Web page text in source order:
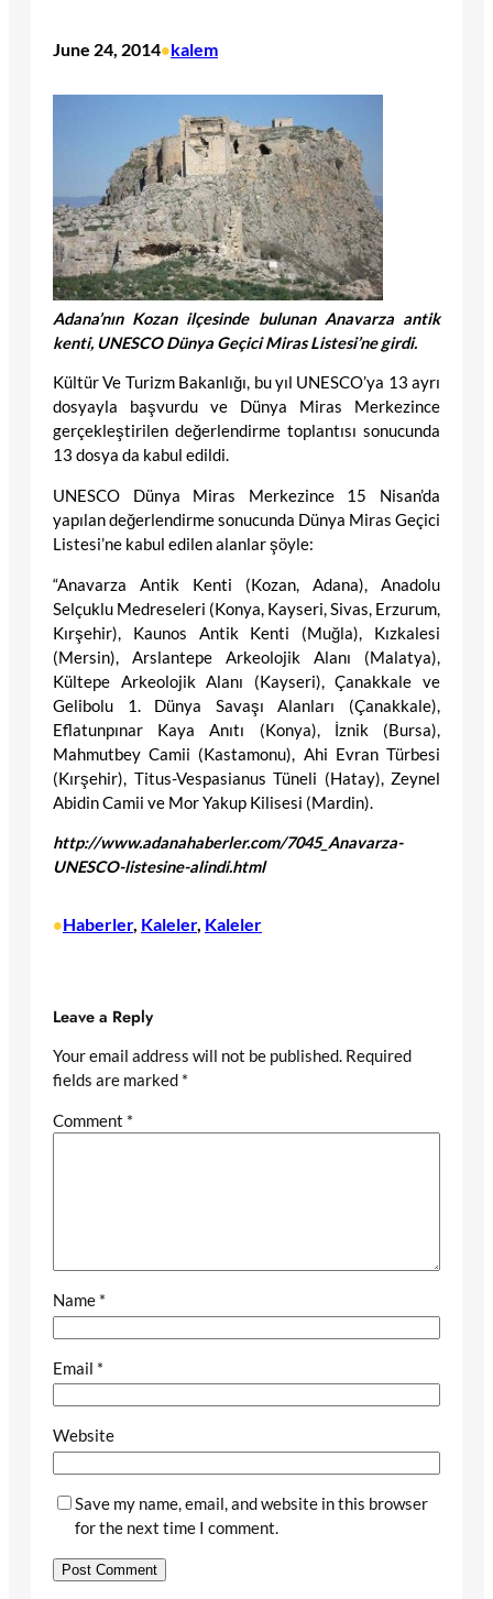
June 24, 2014•kalem
Adana’nın Kozan ilçesinde bulunan Anavarza antik
kenti, UNESCO Dünya Geçici Miras Listesi’ne girdi.
Kültür Ve Turizm Bakanlığı, bu yıl UNESCO’ya 13 ayrı
dosyayla başvurdu ve Dünya Miras Merkezince
gerçekleştirilen değerlendirme toplantısı sonucunda
13 dosya da kabul edildi.
UNESCO Dünya Miras Merkezince 15 Nisan’da
yapılan değerlendirme sonucunda Dünya Miras Geçici
Listesi’ne kabul edilen alanlar şöyle:
“Anavarza Antik Kenti (Kozan, Adana), Anadolu
Selçuklu Medreseleri (Konya, Kayseri, Sivas, Erzurum,
Kırşehir), Kaunos Antik Kenti (Muğla), Kızkalesi
(Mersin), Arslantepe Arkeolojik Alanı (Malatya),
Kültepe Arkeolojik Alanı (Kayseri), Çanakkale ve
Gelibolu 1. Dünya Savaşı Alanları (Çanakkale),
Eflatunpınar Kaya Anıtı (Konya), İznik (Bursa),
Mahmutbey Camii (Kastamonu), Ahi Evran Türbesi
(Kırşehir), Titus-Vespasianus Tüneli (Hatay), Zeynel
Abidin Camii ve Mor Yakup Kilisesi (Mardin).
http://www.adanahaberler.com/7045_Anavarza-
UNESCO-listesine-alindi.html
•Haberler, Kaleler, Kaleler
Leave a Reply
Your email address will not be published. Required
fields are marked *
Comment *
Name *
Email *
Website
Save my name, email, and website in this browser
for the next time I comment.